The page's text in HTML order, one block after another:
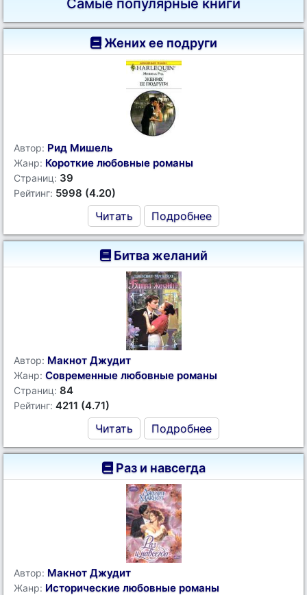
Самые популярные книги
Жених ее подруги
Автор: Рид Мишель
Жанр: Короткие любовные романы
Страниц: 39
Рейтинг: 5998 (4.20)
Читать Подробнее
Битва желаний
Автор: Макнот Джудит
Жанр: Современные любовные романы
Страниц: 84
Рейтинг: 4211 (4.71)
Читать Подробнее
Раз и навсегда
Автор: Макнот Джудит
Жанр: Исторические любовные романы